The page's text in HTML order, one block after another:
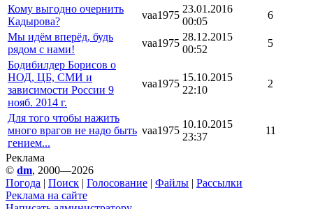
Кому выгодно очернить
Кадырова?
vaa1975
23.01.2016
00:05
6
Мы идём вперёд, будь
рядом с нами!
vaa1975
28.12.2015
00:52
5
Бодибилдер Борисов о
НОД, ЦБ, СМИ и
зависимости России 9
нояб. 2014 г.
vaa1975
15.10.2015
22:10
2
Для того чтобы нажить
много врагов не надо быть
гением...
vaa1975
10.10.2015
23:37
11
Реклама
© dm, 2000—2026
Погода | Поиск | Голосование | Файлы | Рассылки
Реклама на сайте